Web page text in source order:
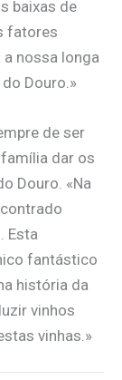
baixas de
fatores
nossa longa
Douro.»
de ser
dar os
Douro. «Na
Esta
fantástico
história da
vinhos
vinhas.»